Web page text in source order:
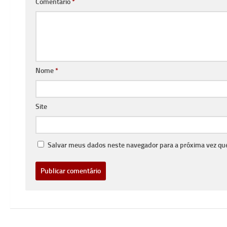
Comentário*
Nome*
Site
Salvar meus dados neste navegador para a próxima vez